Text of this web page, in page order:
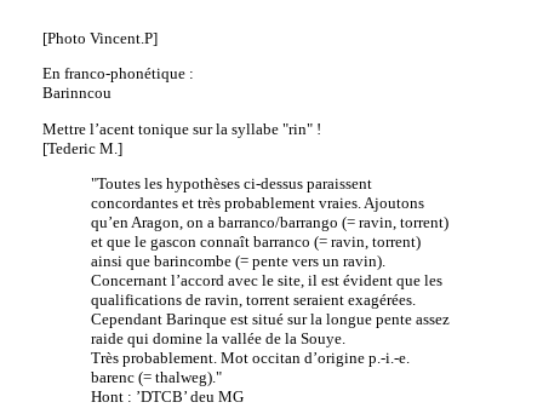
[Photo Vincent.P]
En franco-phonétique :
Barinncou
Mettre l’acent tonique sur la syllabe "rin" !
[Tederic M.]
"Toutes les hypothèses ci-dessus paraissent
concordantes et très probablement vraies. Ajoutons
qu’en Aragon, on a barranco/barrango (= ravin, torrent)
et que le gascon connaît barranco (= ravin, torrent)
ainsi que barincombe (= pente vers un ravin).
Concernant l’accord avec le site, il est évident que les
qualifications de ravin, torrent seraient exagérées.
Cependant Barinque est situé sur la longue pente assez
raide qui domine la vallée de la Souye.
Très probablement. Mot occitan d’origine p.-i.-e.
barenc (= thalweg)."
Hont : ’DTCB’ deu MG